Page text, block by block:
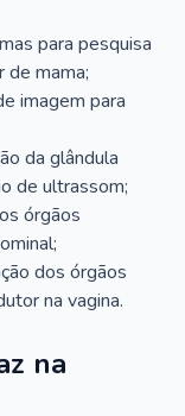
para pesquisa
de mama;
imagem para
da glândula
de ultrassom;
órgãos
dos órgãos
na vagina.
na